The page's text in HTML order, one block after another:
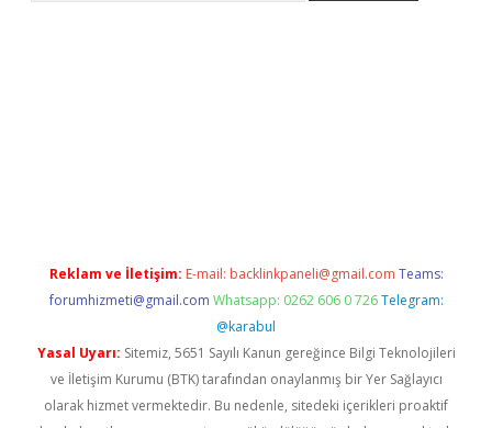
Reklam ve İletişim: E-mail: backlinkpaneli@gmail.com Teams:
forumhizmeti@gmail.com Whatsapp: 0262 606 0 726 Telegram:
@karabul
Yasal Uyarı: Sitemiz, 5651 Sayılı Kanun gereğince Bilgi Teknolojileri
ve İletişim Kurumu (BTK) tarafından onaylanmış bir Yer Sağlayıcı
olarak hizmet vermektedir. Bu nedenle, sitedeki içerikleri proaktif